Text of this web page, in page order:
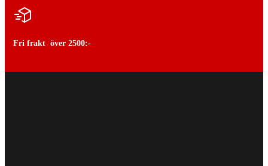
Fri frakt över 2500:-